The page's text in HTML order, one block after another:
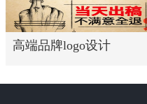
高端品牌logo设计